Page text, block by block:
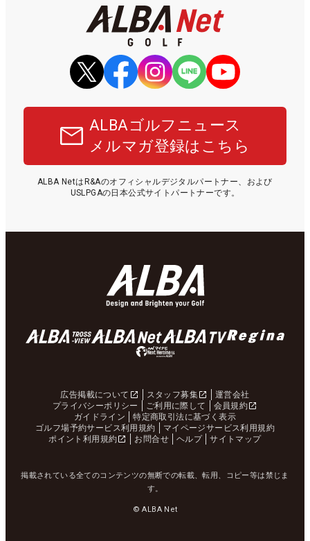
ALBAゴルフニュース
メルマガ登録はこちら
ALBA NetはR&Aのオフィシャルデジタルパートナー、および
USLPGAの日本公式サイトパートナーです。
広告掲載について スタッフ募集
運営会社
プライバシーポリシー
ご利用に際して
会員規約
ガイドライン
特定商取引法に基づく表示
ゴルフ場予約サービス利用規約
マイページサービス利用規約
ポイント利用規約
お問合せ ヘルプ サイトマップ
掲載されている全てのコンテンツの無断での転載、転用、コピー等は禁じま
す。
© ALBA Net